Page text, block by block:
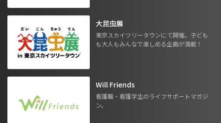
大昆虫展
東京スカイツリータウンにて開催。子ども
も大人もみんなで楽しめる企画が満載！
Will Friends
看護職・看護学生のライフサポートマガジ
ン。